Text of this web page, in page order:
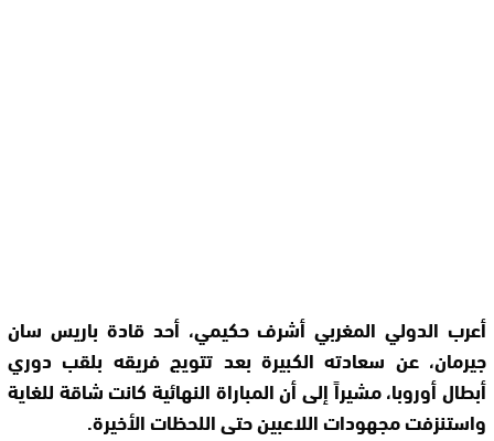
أعرب الدولي المغربي أشرف حكيمي، أحد قادة باريس سان
جيرمان، عن سعادته الكبيرة بعد تتويج فريقه بلقب دوري
أبطال أوروبا، مشيراً إلى أن المباراة النهائية كانت شاقة للغاية
واستنزفت مجهودات اللاعبين حتى اللحظات الأخيرة.